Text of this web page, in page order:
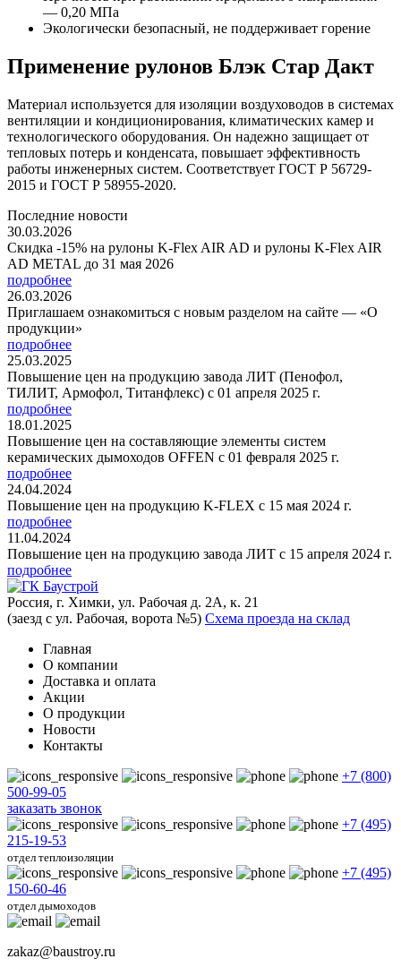
— 0,20 МПа
Экологически безопасный, не поддерживает горение
Применение рулонов Блэк Стар Дакт
Материал используется для изоляции воздуховодов в системах
вентиляции и кондиционирования, климатических камер и
технологического оборудования. Он надежно защищает от
тепловых потерь и конденсата, повышает эффективность
работы инженерных систем. Соответствует ГОСТ Р 56729-
2015 и ГОСТ Р 58955-2020.
Последние новости
30.03.2026
Скидка -15% на рулоны K-Flex AIR AD и рулоны K-Flex AIR
AD METAL до 31 мая 2026
подробнее
26.03.2026
Приглашаем ознакомиться с новым разделом на сайте — «О
продукции»
подробнее
25.03.2025
Повышение цен на продукцию завода ЛИТ (Пенофол,
ТИЛИТ, Армофол, Титанфлекс) с 01 апреля 2025 г.
подробнее
18.01.2025
Повышение цен на составляющие элементы систем
керамических дымоходов OFFEN с 01 февраля 2025 г.
подробнее
24.04.2024
Повышение цен на продукцию K-FLEX с 15 мая 2024 г.
подробнее
11.04.2024
Повышение цен на продукцию завода ЛИТ с 15 апреля 2024 г.
подробнее
Россия, г. Химки, ул. Рабочая д. 2А, к. 21
(заезд с ул. Рабочая, ворота №5) Схема проезда на склад
Главная
О компании
Доставка и оплата
Акции
О продукции
Новости
Контакты
+7 (800)
500-99-05
заказать звонок
+7 (495)
215-19-53
отдел теплоизоляции
+7 (495)
150-60-46
отдел дымоходов
zakaz@baustroy.ru